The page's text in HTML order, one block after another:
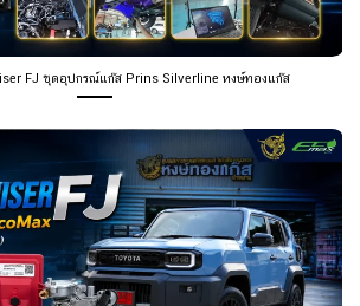
FJ ชุดอุปกรณ์แก๊ส Prins Silverline หงษ์ทองแก๊ส